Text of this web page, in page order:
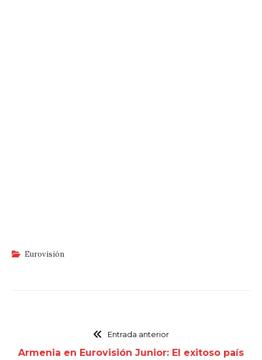
Eurovisión
Entrada anterior
Armenia en Eurovisión Junior: El exitoso país